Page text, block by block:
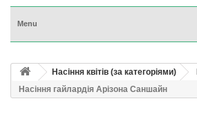
Menu
Насіння квітів (за категоріями)
Насіння гайлардія Арізона Саншайн